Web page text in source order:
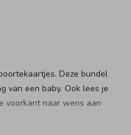
Deze bundel
van een baby. Ook lees je
voorkant naar wens aan